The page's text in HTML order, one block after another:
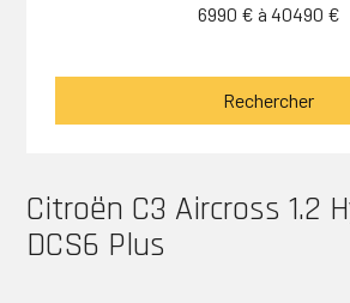
6990 € à 40490 €
Citroën C3 Aircross 1.2
DCS6 Plus